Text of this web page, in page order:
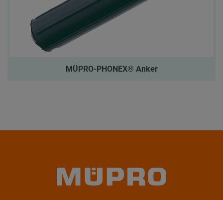
MÜPRO-PHONEX® Anker